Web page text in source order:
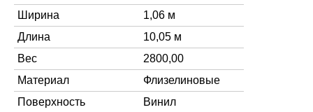
Ширина
1,06 м
Длина
10,05 м
Вес
2800,00
Материал
Флизелиновые
Поверхность
Винил